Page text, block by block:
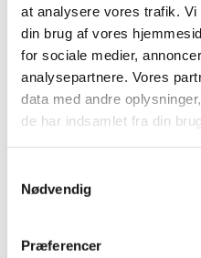
at analysere vores trafik.
din brug af vores
for sociale medier,
analysepartnere. Vores
data med andre
de har indsamlet fra din
Nødvendig
Præferencer
|14. september 2017 |
Lægemiddelstyrelsen har
vagttjeneste til landets
Ledig bevilling til Farsø
2018. Farsø Apotek er
Ledig bevilling til